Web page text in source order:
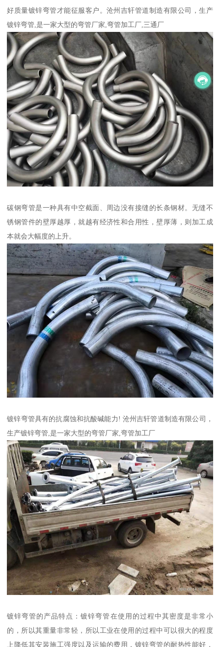
好质量镀锌弯管才能征服客户。沧州吉轩管道制造有限公司，生产
镀锌弯管,是一家大型的弯管厂家,弯管加工厂,三通厂
碳钢弯管是一种具有中空截面、周边没有接缝的长条钢材。无缝不
锈钢管件的壁厚越厚，就越有经济性和合用性，壁厚薄，则加工成
本就会大幅度的上升。
镀锌弯管具有的抗腐蚀和抗酸碱能力! 沧州吉轩管道制造有限公司，
生产镀锌弯管,是一家大型的弯管厂家,弯管加工厂
镀锌弯管的产品特点：镀锌弯管在使用的过程中其密度是非常小
的，所以其重量非常轻，所以工业在使用的过程中可以很大的程度
上降低其安装施工强度以及运输的费用，镀锌弯管的耐热性能好，